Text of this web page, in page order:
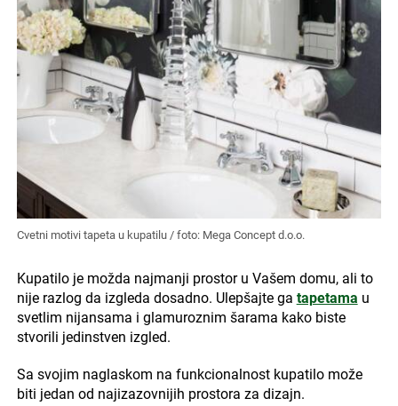
Cvetni motivi tapeta u kupatilu / foto: Mega Concept d.o.o.
Kupatilo je možda najmanji prostor u Vašem domu, ali to
nije razlog da izgleda dosadno. Ulepšajte ga tapetama u
svetlim nijansama i glamuroznim šarama kako biste
stvorili jedinstven izgled.
Sa svojim naglaskom na funkcionalnost kupatilo može
biti jedan od najizazovnijih prostora za dizajn.